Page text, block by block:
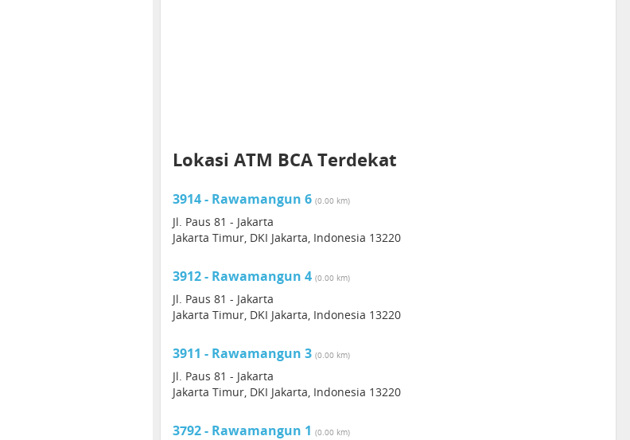
Lokasi ATM BCA Terdekat
3914 - Rawamangun 6 (0.00 km)
Jl. Paus 81 - Jakarta
Jakarta Timur, DKI Jakarta, Indonesia 13220
3912 - Rawamangun 4 (0.00 km)
Jl. Paus 81 - Jakarta
Jakarta Timur, DKI Jakarta, Indonesia 13220
3911 - Rawamangun 3 (0.00 km)
Jl. Paus 81 - Jakarta
Jakarta Timur, DKI Jakarta, Indonesia 13220
3792 - Rawamangun 1 (0.00 km)